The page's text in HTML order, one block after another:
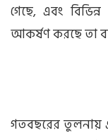
গেছে, এবং
আকর্ষণ করছে তা
গতবছরের তুলনায়